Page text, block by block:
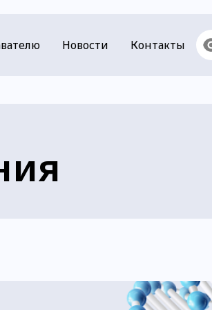
Новости Контакты